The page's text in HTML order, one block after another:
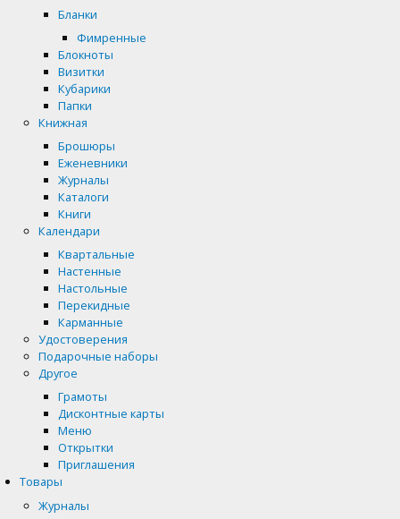
Бланки
Фимренные
Блокноты
Визитки
Кубарики
Папки
Книжная
Брошюры
Еженевники
Журналы
Каталоги
Книги
Календари
Квартальные
Настенные
Настольные
Перекидные
Карманные
Удостоверения
Подарочные наборы
Другое
Грамоты
Дисконтные карты
Меню
Открытки
Приглашения
Товары
Журналы